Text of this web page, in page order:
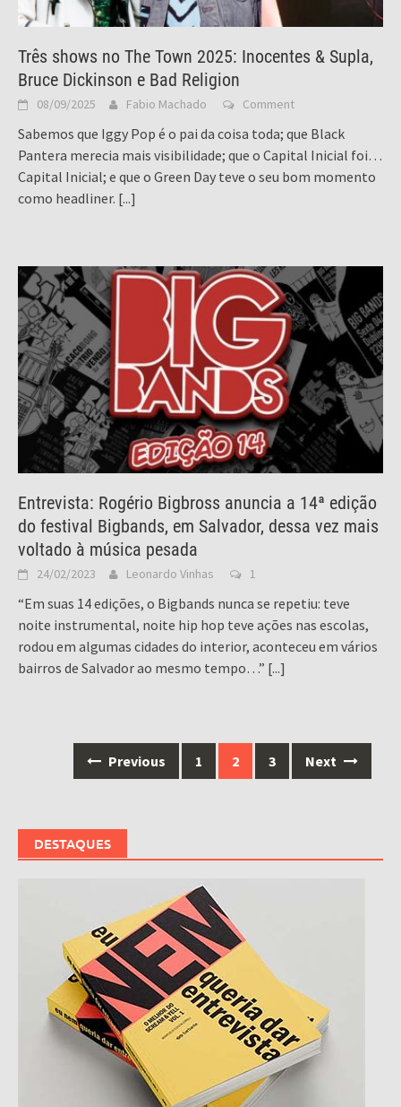
Três shows no The Town 2025: Inocentes & Supla,
Bruce Dickinson e Bad Religion
08/09/2025 Fabio Machado Comment
Sabemos que Iggy Pop é o pai da coisa toda; que Black
Pantera merecia mais visibilidade; que o Capital Inicial foi…
Capital Inicial; e que o Green Day teve o seu bom momento
como headliner. [...]
Entrevista: Rogério Bigbross anuncia a 14ª edição
do festival Bigbands, em Salvador, dessa vez mais
voltado à música pesada
24/02/2023 Leonardo Vinhas 1
“Em suas 14 edições, o Bigbands nunca se repetiu: teve
noite instrumental, noite hip hop teve ações nas escolas,
rodou em algumas cidades do interior, aconteceu em vários
bairros de Salvador ao mesmo tempo…” [...]
navigation
Previous 1 2 3 Next
DESTAQUES